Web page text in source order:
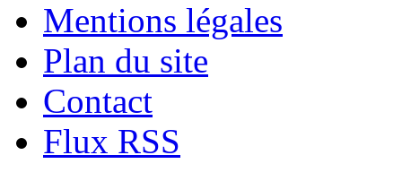
Mentions légales
Plan du site
Contact
Flux RSS